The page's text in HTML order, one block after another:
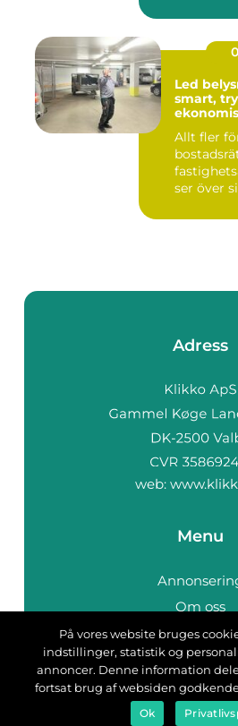
Led
smart,
Allt fler
ser över
Adress
web:
Menu
Om oss
Cookies
Kontakta
Sitemap
På vores website bruges
indstillinger, statistik og
annoncer. Denne information
fortsat brug af websiden
Ok